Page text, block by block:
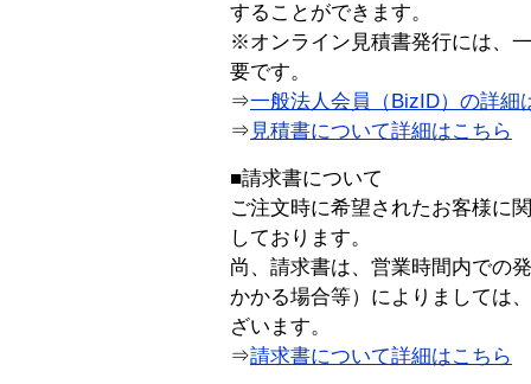
することができます。
※オンライン見積書発行には、
要です。
⇒一般法人会員（BizID）の詳細
⇒ 見積書について詳細はこちら
■請求書について
ご注文時に希望されたお客様に
しております。
尚、請求書は、営業時間内での
かかる場合等）によりましては
ざいます。
⇒請求書について詳細はこちら